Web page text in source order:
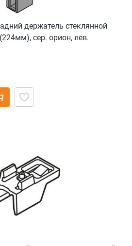
держатель стеклянной
сер. орион, лев.